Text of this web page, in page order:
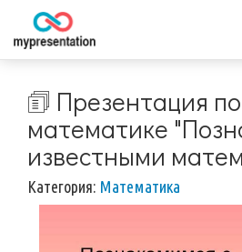
🗊 Презентация по
математике
известными
Категория: Математика